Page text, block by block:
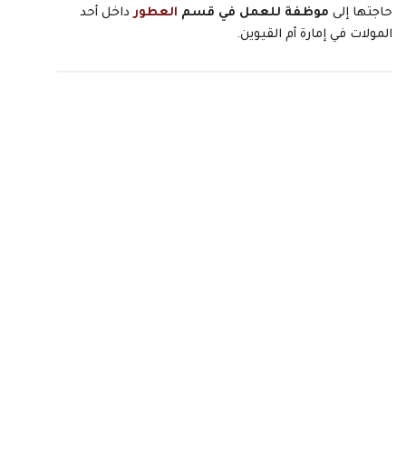
حاجتها إلى موظفة للعمل في قسم العطور داخل أحد
المولات في إمارة أم القيوين.